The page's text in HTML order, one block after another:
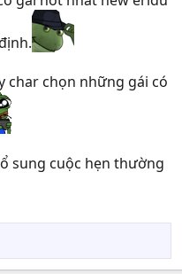
char chọn những gái có
sung cuộc hẹn thường